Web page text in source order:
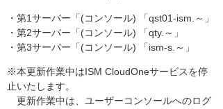
・第1サーバー「(コンソール) 「qst01-ism.～」
・第2サーバー「(コンソール) 「qty.～」
・第3サーバー「(コンソール) 「ism-s.～」
※本更新作業中はISM CloudOneサービスを停
止いたします。
更新作業中は、ユーザーコンソールへのログ